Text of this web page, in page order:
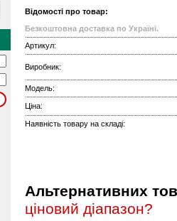
Відомості про товар:
Безкоштовна доставка по Україні.
Артикул:
Виробник:
Модель:
Ціна:
Наявність товару на складі:
Альтернативних
ціновий діапазон?